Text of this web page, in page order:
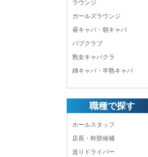
ラウンジ
ガールズラウンジ
昼キャバ・朝キャバ
パブクラブ
熟女キャバクラ
姉キャバ・半熟キャバ
職種で探す
ホールスタッフ
店長・幹部候補
送りドライバー